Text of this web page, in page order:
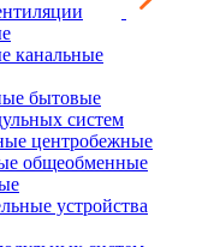
канальные
бытовые
систем
центробежные
общеобменные
устройства